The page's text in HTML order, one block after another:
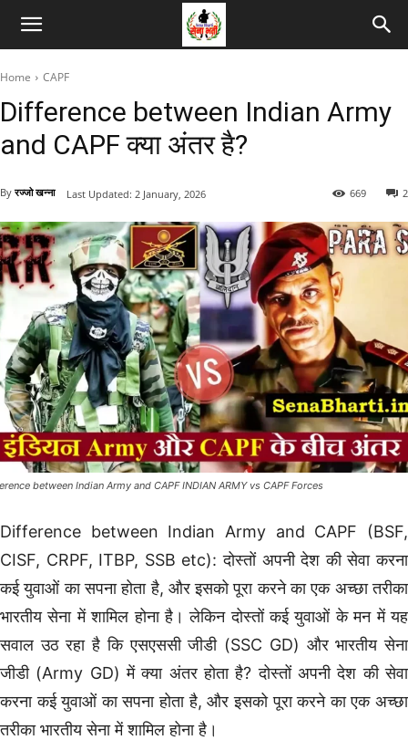
Home CAPF
Difference between Indian Army
and CAPF क्या अंतर है?
By रज्जो खन्ना 2
669
Last Updated: 2 January, 2026
between Indian Army and CAPF INDIAN ARMY vs CAPF Forces
Difference between Indian Army and CAPF (BSF,
CISF, CRPF, ITBP, SSB etc): दोस्तों अपनी देश की सेवा करना
कई युवाओं का सपना होता है, और इसको पूरा करने का एक अच्छा तरीका
भारतीय सेना में शामिल होना है। लेकिन दोस्तों कई युवाओं के मन में यह
सवाल उठ रहा है कि एसएससी जीडी (SSC GD) और भारतीय सेना
जीडी (Army GD) में क्या अंतर होता है? दोस्तों अपनी देश की सेवा
करना कई युवाओं का सपना होता है, और इसको पूरा करने का एक अच्छा
तरीका भारतीय सेना में शामिल होना है।